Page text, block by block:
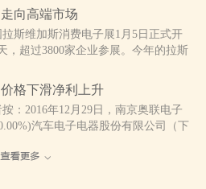
拉斯维加斯会展中心外，领取证件
的车都排起了长龙。会展中心内，也是
接踵。 据CES主办方、美国消费技
有3800多家公司及16.5万多人参展，
康医疗、无线互联、智能家庭、物联
费技术生态系统。 此刻的拉斯维加
是电子产品的海洋。为了在这片海洋
的浪花，参展者们可谓八仙过海、各
国的综合通信解决方案提供商中兴
向高端市场
斯维加斯消费电子展1月5日正式开
，超过3800家企业参展。今年的拉斯
国。 中国厂商推出大量新产品
近日发布的报告预计，受美元升值及
增加的影响，2017年全球消费电子产
。但分地区看，中国、印度等亚洲新
已经发展为非常成熟的消费电子市场，
格下滑净利上升
：2016年12月29日，南京奥联电子
汽车电子电器股份有限公司（下
300585。公司是一家专业研发、生产、